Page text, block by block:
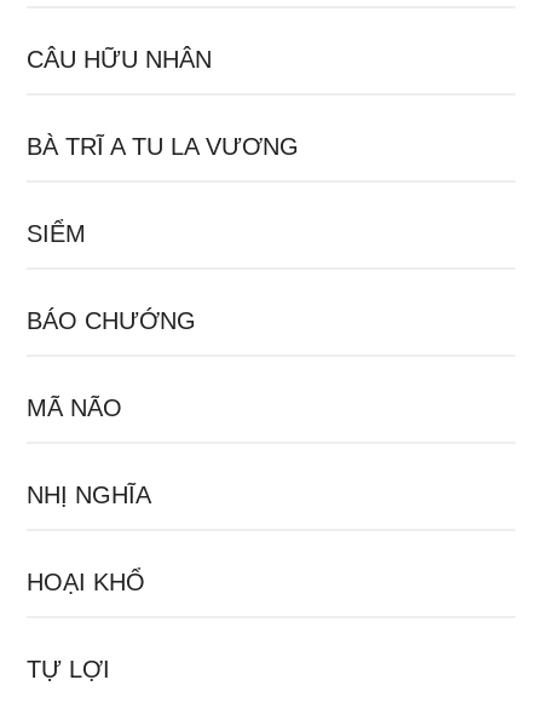
CÂU HỮU NHÂN
BÀ TRĨ A TU LA VƯƠNG
SIỂM
BÁO CHƯỚNG
MÃ NÃO
NHỊ NGHĨA
HOẠI KHỔ
TỰ LỢI